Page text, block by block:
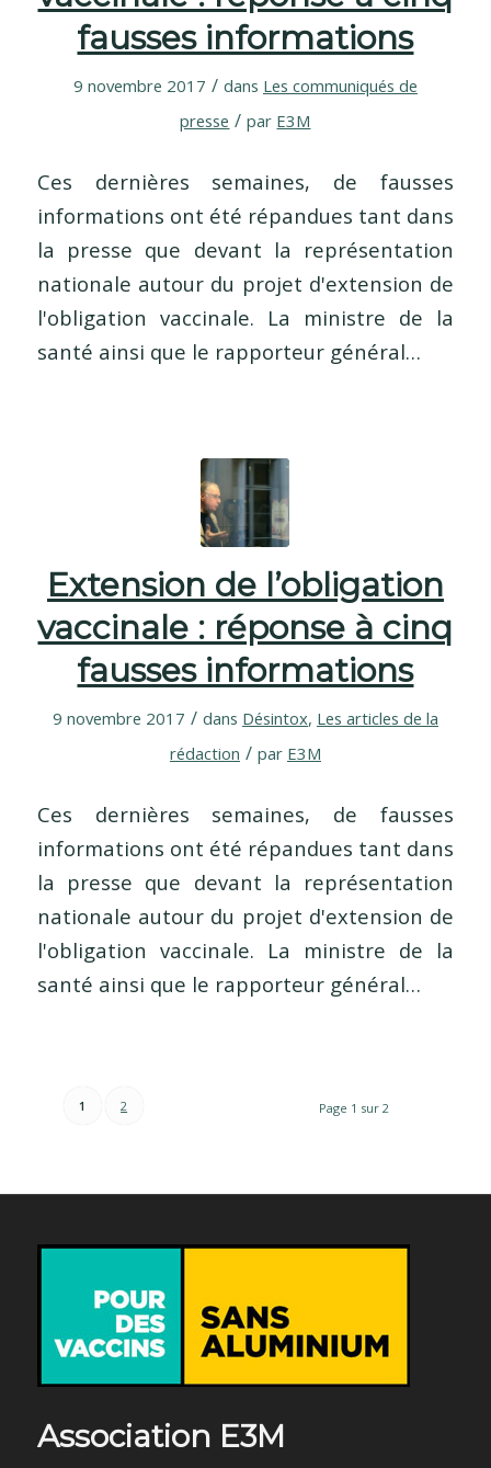
fausses informations
9 novembre 2017 / dans Les communiqués de
presse / par E3M
Ces dernières semaines, de fausses
informations ont été répandues tant dans
la presse que devant la représentation
nationale autour du projet d'extension de
l'obligation vaccinale. La ministre de la
santé ainsi que le rapporteur général…
Extension de l’obligation
vaccinale : réponse à cinq
fausses informations
9 novembre 2017 / dans Désintox, Les articles de la
rédaction / par E3M
Ces dernières semaines, de fausses
informations ont été répandues tant dans
la presse que devant la représentation
nationale autour du projet d'extension de
l'obligation vaccinale. La ministre de la
santé ainsi que le rapporteur général…
Page 1 sur 2
1 2
Association E3M